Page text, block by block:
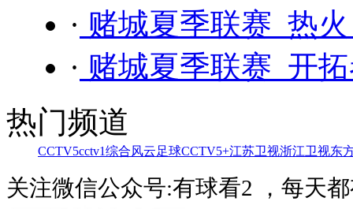
· 赌城夏季联赛 热
· 赌城夏季联赛 开
热门频道
CCTV5cctv1综合风云足球CCTV5+江苏卫视浙江卫视东
关注微信公众号:有球看2 ，每天